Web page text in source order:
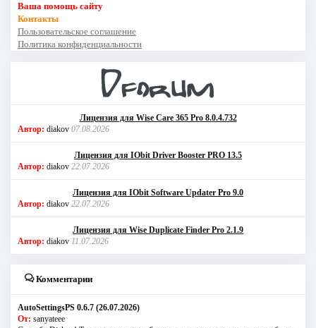
Ваша помощь сайту
Контакты
Пользовательское соглашение
Политика конфиденциальности
Лицензия для Wise Care 365 Pro 8.0.4.732
Автор: diakov 07.08.2026
Лицензия для IObit Driver Booster PRO 13.5
Автор: diakov 22.07.2026
Лицензия для IObit Software Updater Pro 9.0
Автор: diakov 22.07.2026
Лицензия для Wise Duplicate Finder Pro 2.1.9
Автор: diakov 11.07.2026
Комментарии
AutoSettingsPS 0.6.7 (26.07.2026)
От: sanyateee